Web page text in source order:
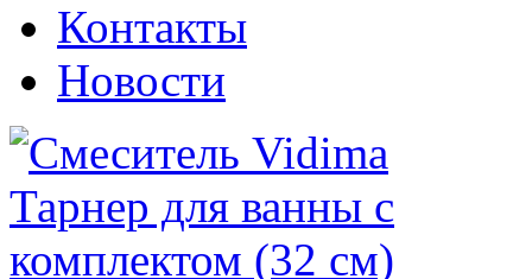
Контакты
Новости